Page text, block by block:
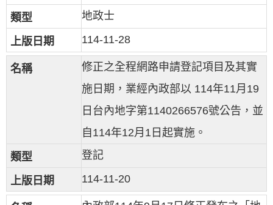
地政士
114-11-28
修正之全程網路申請登記項目及其實
施日期，業經內政部以 114年11月19
日台內地字第1140266576號公告，並
自114年12月1日起實施。
登記
114-11-20